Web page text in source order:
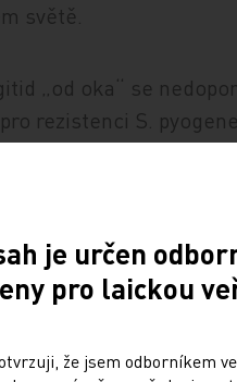
světě.
„od oka“ se
rezistenci S.
vyvolání exantému při
pomoci.
a akutní
jde téměř vždy
podáním
je určen
pro laickou
že jsem odborníkem